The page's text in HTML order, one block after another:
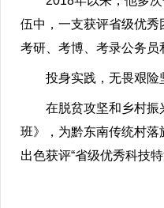
伍中，一支获评省级优
考研、考博、考录公务员
投身实践，无畏艰险
在脱贫攻坚和乡村振兴
班》，为黔东南传统村
出色获评“省级优秀科技特